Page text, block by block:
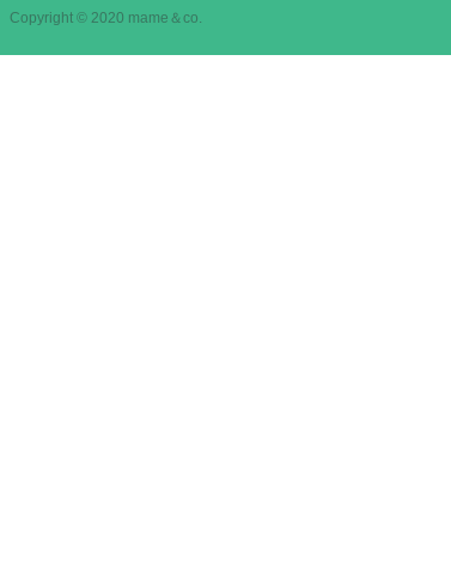
Copyright © 2020 mame＆co.